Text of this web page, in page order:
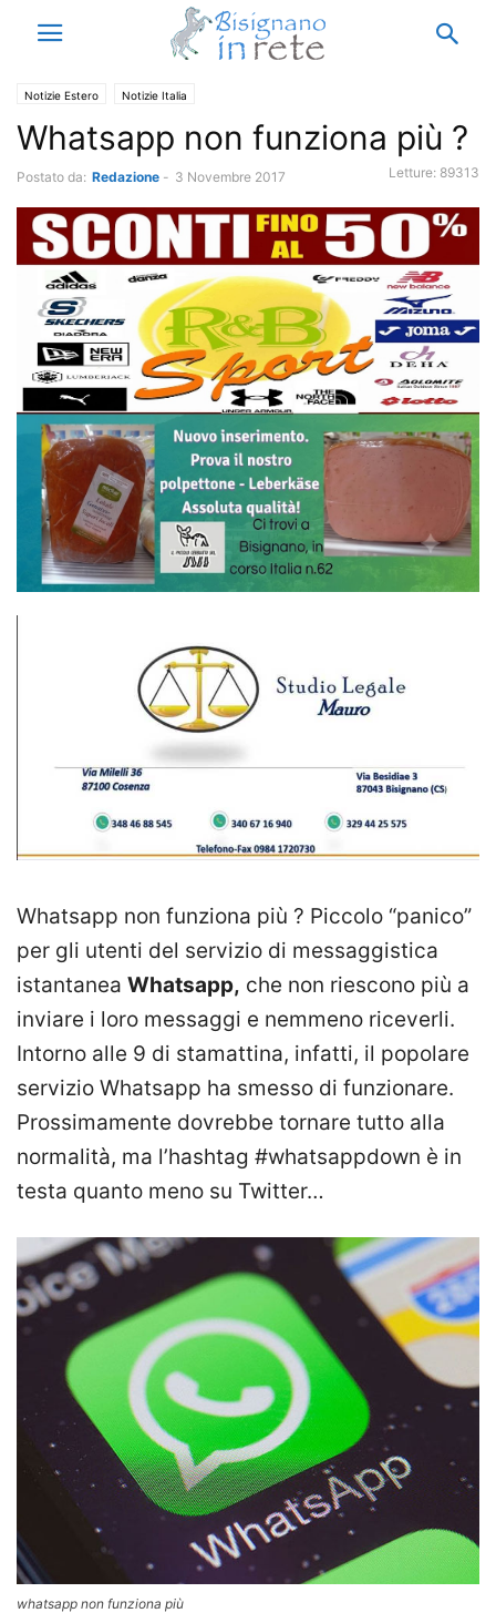
Notizie Estero Notizie Italia
Whatsapp non funziona più ?
Postato da: Redazione - 3 Novembre 2017 Letture: 89313
Whatsapp non funziona più ? Piccolo “panico”
per gli utenti del servizio di messaggistica
istantanea Whatsapp, che non riescono più a
inviare i loro messaggi e nemmeno riceverli.
Intorno alle 9 di stamattina, infatti, il popolare
servizio Whatsapp ha smesso di funzionare.
Prossimamente dovrebbe tornare tutto alla
normalità, ma l’hashtag #whatsappdown è in
testa quanto meno su Twitter…
whatsapp non funziona più